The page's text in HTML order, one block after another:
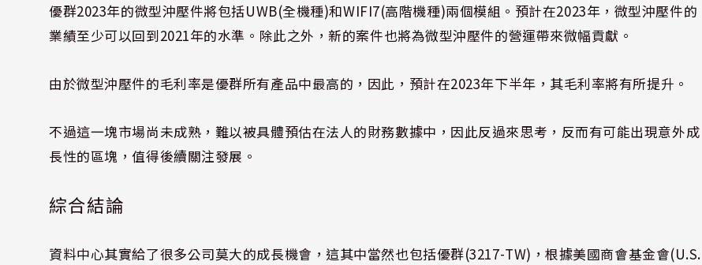
優群2023年的微型沖壓件將包括UWB(全機種)和WIFI7(高階機種)兩個模組。預計在2023年，微型沖壓件的
業績至少可以回到2021年的水準。除此之外，新的案件也將為微型沖壓件的營運帶來微幅貢獻。
由於微型沖壓件的毛利率是優群所有產品中最高的，因此，預計在2023年下半年，其毛利率將有所提升。
不過這一塊市場尚未成熟，難以被具體預估在法人的財務數據中，因此反過來思考，反而有可能出現意外成
長性的區塊，值得後續關注發展。
綜合結論
資料中心其實給了很多公司莫大的成長機會，這其中當然也包括優群(3217-TW)，根據美國商會基金會(U.S.